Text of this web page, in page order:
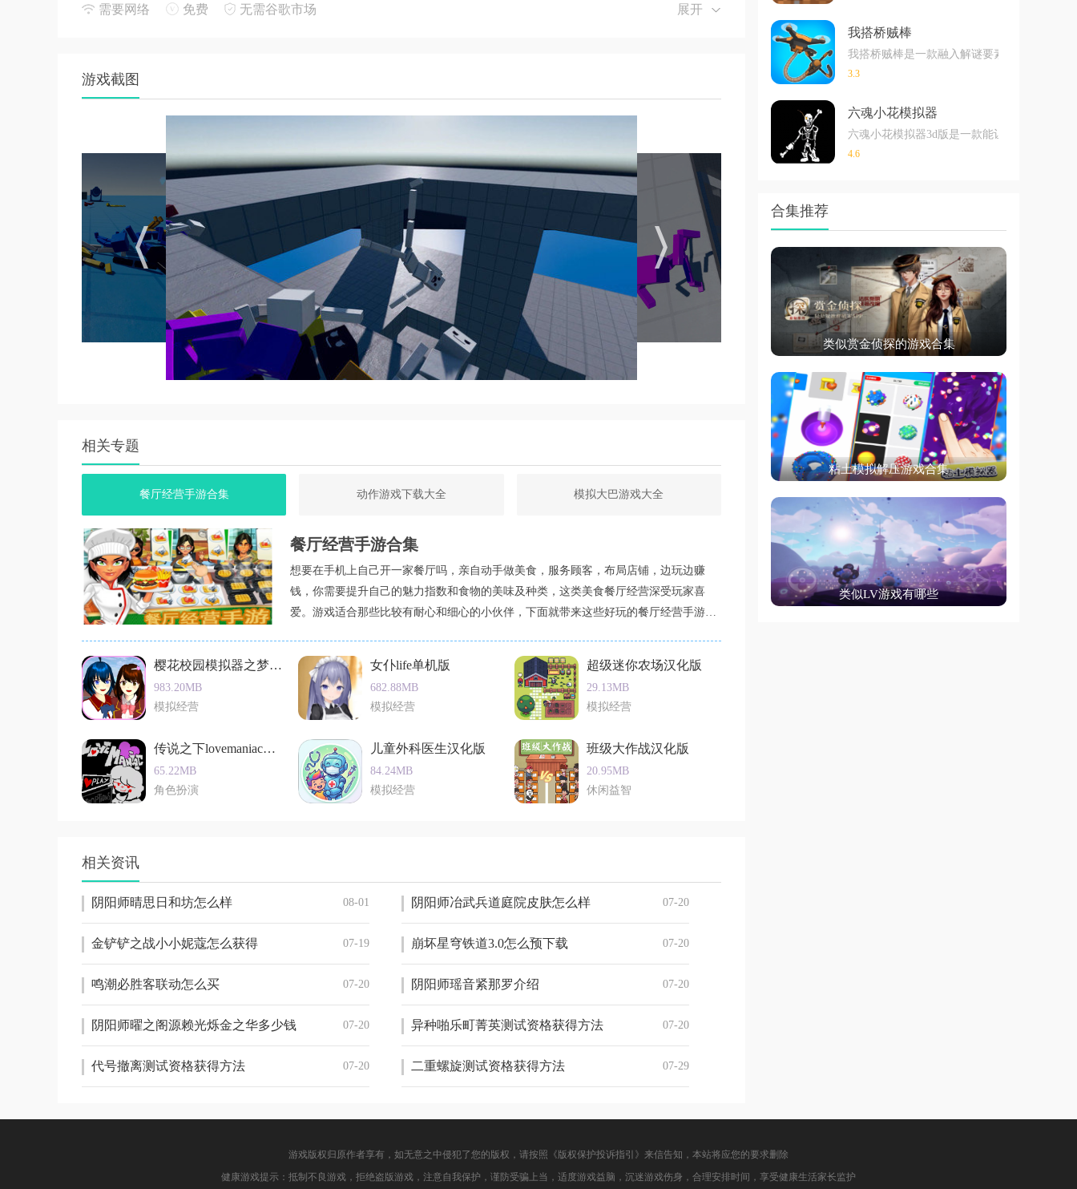
2. 跨平台交流：游戏支持pc、移动设备等多平台，玩家可以在不同设备上无缝切换，继续游戏。
游戏机制
1. 设计制作：玩家需要收集材料，解锁新技能，设计并制作独一无二的布偶玩具。
2. 经营工坊：管理工坊的日常运营，包括招聘员工、制定生产计划、处理顾客订单等。
3. 物理模拟：控制布娃娃角色进行各种有趣的动作和实验，感受真实的物理碰撞和形变效果。
4. 任务挑战：游戏提供了多种任务和挑战，如跳跃到特定的目标点、击倒特定的目标等，玩家可以获得更高的分
5. 编辑器功能：玩家可以使用编辑器自定义和创建自己的关卡和场景，设计各种障碍物、陷阱和机关。
新手攻略
1. 熟悉基本操作：新手玩家需要先熟悉游戏的基本操作，如如何设计玩偶、如何管理工坊等。
4. 与其他玩家交流：利用游戏内置的论坛和社交媒体分享功能，与其他玩家交流心得和经验，共同提升游戏水
fun with ragdolls是一款充满创意与乐趣的安卓游戏，它不仅提供了丰富的模拟经营玩法，还融入了真实的物理模拟
元素，为玩家带来了全新的游戏体验。无论是喜欢设计制作的玩家，还是喜欢经营管理的玩家，都能在这款游戏
中找到自己的乐趣。同时，游戏还提供了丰富的社交互动功能，让玩家可以与其他玩家交流心得和经验，共同提
升游戏水平。如果你对这款游戏感兴趣，不妨下载一试，相信你会爱上这个充满奇幻色彩的玩偶世界。
需要网络 免费 无需谷歌市场 展开
游戏截图
相关专题
餐厅经营手游合集 动作游戏下载大全 模拟大巴游戏大全
餐厅经营手游合集
想要在手机上自己开一家餐厅吗，亲自动手做美食，服务顾客，布局店铺，边玩边赚
钱，你需要提升自己的魅力指数和食物的美味及种类，这类美食餐厅经营深受玩家喜
爱。游戏适合那些比较有耐心和细心的小伙伴，下面就带来这些好玩的餐厅经营手游，
樱花校园模拟器之梦幻樱花ios高画质版
983.20MB
模拟经营
女仆life单机版
682.88MB
模拟经营
超级迷你农场汉化版
29.13MB
模拟经营
传说之下lovemaniac单机版
65.22MB
角色扮演
儿童外科医生汉化版
84.24MB
模拟经营
班级大作战汉化版
20.95MB
休闲益智
相关资讯
08-01
阴阳师晴思日和坊怎么样 07-20
阴阳师冶武兵道庭院皮肤怎么样
07-19
金铲铲之战小小妮蔻怎么获得 07-20
崩坏星穹铁道3.0怎么预下载
07-20
鸣潮必胜客联动怎么买 07-20
阴阳师瑶音紧那罗介绍
07-20
阴阳师曜之阁源赖光烁金之华多少钱 07-20
异种啪乐町菁英测试资格获得方法
07-20
代号撤离测试资格获得方法 07-29
二重螺旋测试资格获得方法
我搭桥贼棒
我搭桥贼棒是一款融入解谜要素的大桥建造
3.3
六魂小花模拟器
六魂小花模拟器3d版是一款能让每个人都从
4.6
合集推荐
类似赏金侦探的游戏合集
粘土模拟解压游戏合集
类似LV游戏有哪些
游戏版权归原作者享有，如无意之中侵犯了您的版权，请按照《版权保护投诉指引》来信告知，本站将应您的要求删除
健康游戏提示：抵制不良游戏，拒绝盗版游戏，注意自我保护，谨防受骗上当，适度游戏益脑，沉迷游戏伤身，合理安排时间，享受健康生活家长监护